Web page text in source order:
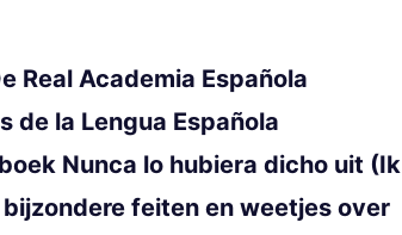
Real Academia Española
de la Lengua Española
Nunca lo hubiera dicho uit (Ik
feiten en weetjes over